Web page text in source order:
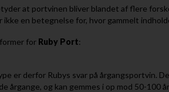
at portvinen bliver blandet af flere
en betegnelse for, hvor gammelt
for Ruby Port:
er derfor Rubys svar på årgangsportvin.
årgange, og kan gemmes i op mod 50-100